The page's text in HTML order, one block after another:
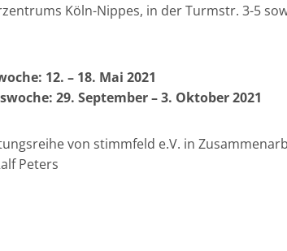
Köln-Nippes, in der Turmstr. 3-5
12. – 18. Mai 2021
29. September – 3. Oktober 2021
von stimmfeld e.V. in
Peters